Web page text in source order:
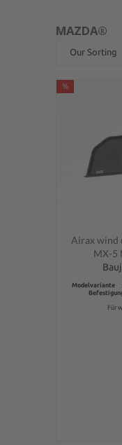
MAZDA®
%
Average
Airax wind
MX-5
Modelvariante :
Für